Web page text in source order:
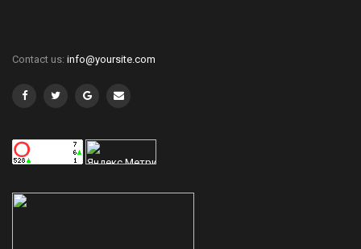
Contact us: info@yoursite.com